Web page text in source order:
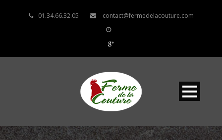
01.34.66.32.05 contact@fermedelacouture.com